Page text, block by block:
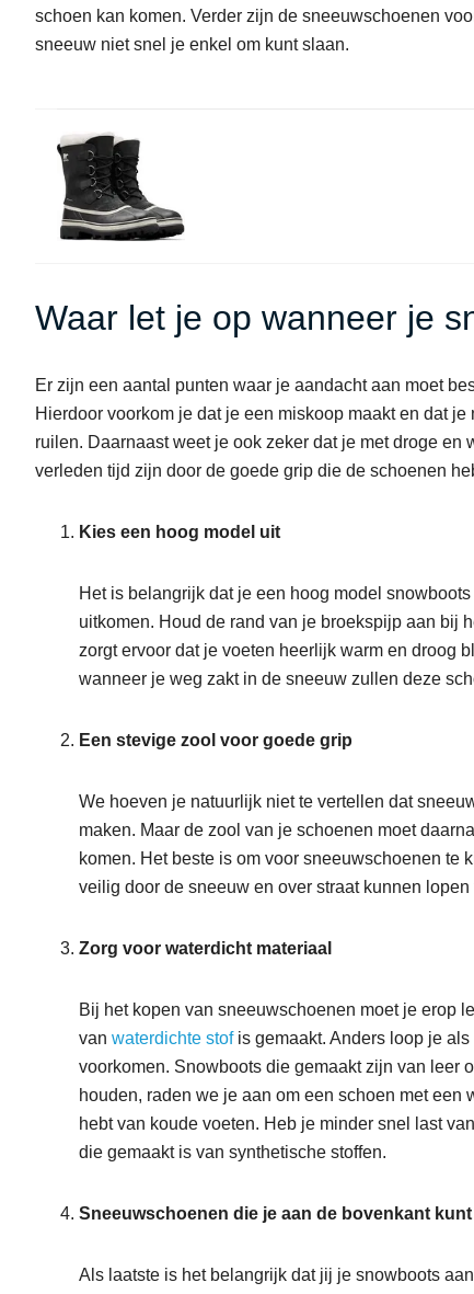
schoen kan komen. Verder zijn de sneeuwschoenen
sneeuw niet snel je enkel om kunt slaan.
Waar let je op wanneer je
Er zijn een aantal punten waar je aandacht aan moet
Hierdoor voorkom je dat je een miskoop maakt en dat
ruilen. Daarnaast weet je ook zeker dat je met droge
verleden tijd zijn door de goede grip die de schoenen
Kies een hoog model uit
Het is belangrijk dat je een hoog model
uitkomen. Houd de rand van je broekspijp aan bij
zorgt ervoor dat je voeten heerlijk warm en droog
wanneer je weg zakt in de sneeuw zullen deze
Een stevige zool voor goede grip
We hoeven je natuurlijk niet te vertellen dat
maken. Maar de zool van je schoenen moet
komen. Het beste is om voor sneeuwschoenen te
veilig door de sneeuw en over straat kunnen
Zorg voor waterdicht materiaal
Bij het kopen van sneeuwschoenen moet je erop
vanwaterdichte stofis gemaakt. Anders loop je
voorkomen. Snowboots die gemaakt zijn van leer
houden, raden we je aan om een schoen met
hebt van koude voeten. Heb je minder snel last
die gemaakt is van synthetische stoffen.
Sneeuwschoenen die je aan de bovenkant
Als laatste is het belangrijk dat jij je snowboots